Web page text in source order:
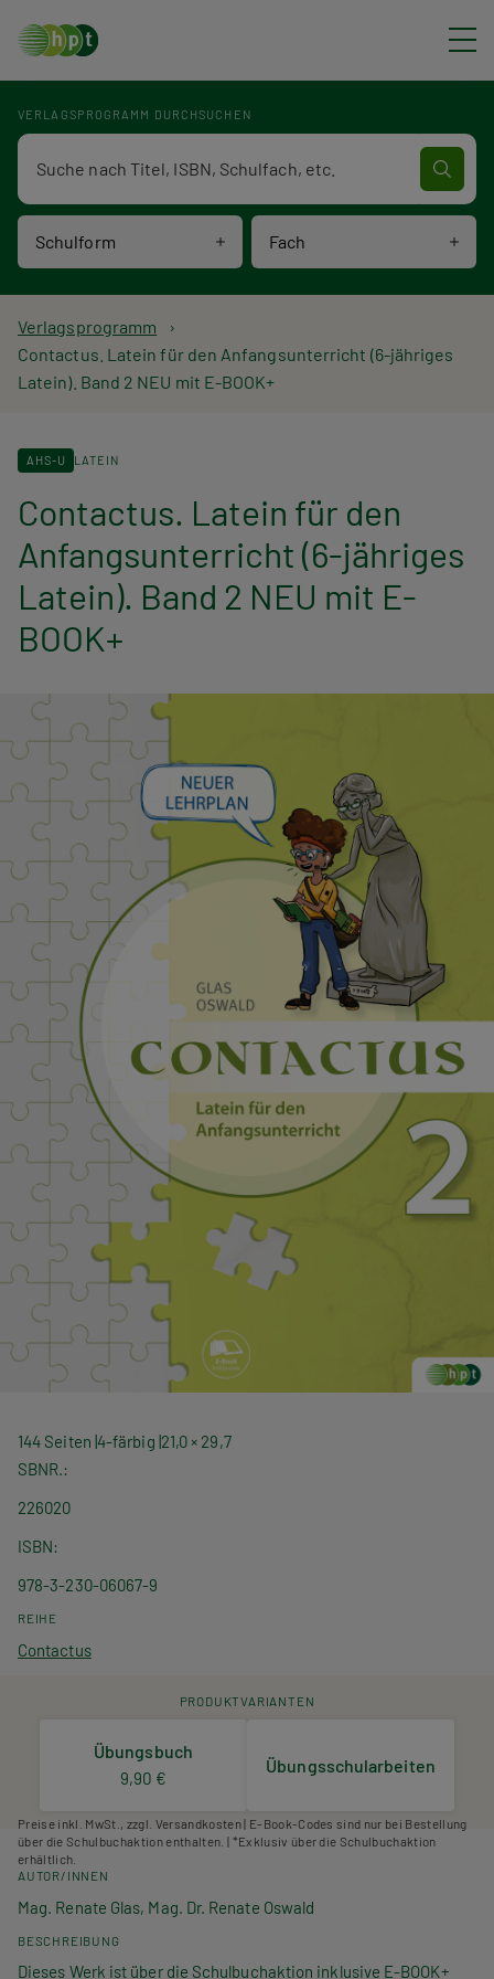
VERLAGSPROGRAMM DURCHSUCHEN
Schulform Fach
Verlagsprogramm Volltextsuche
P
f
d
n
a
v
i
a
t
o
n
Verlagsprogramm
Contactus. Latein für den Anfangsunterricht (6-jähriges
Latein). Band 2 NEU mit E-BOOK+
AHS-U LATEIN
Contactus. Latein für den
Anfangsunterricht (6-jähriges
Latein). Band 2 NEU mit E-
BOOK+
144 Seiten 4-färbig 21,0 × 29,7
SBNR.
226020
ISBN
978-3-230-06067-9
REIHE
Contactus
PRODUKTVARIANTEN
Übungsbuch
9,90 €
Übungsschularbeiten
Preise inkl. MwSt., zzgl. Versandkosten | E-Book-Codes sind nur bei Bestellung
über die Schulbuchaktion enthalten. | *Exklusiv über die Schulbuchaktion
erhältlich.
AUTOR/INNEN
Mag. Renate Glas, Mag. Dr. Renate Oswald
BESCHREIBUNG
Dieses Werk ist über die Schulbuchaktion inklusive E-BOOK+